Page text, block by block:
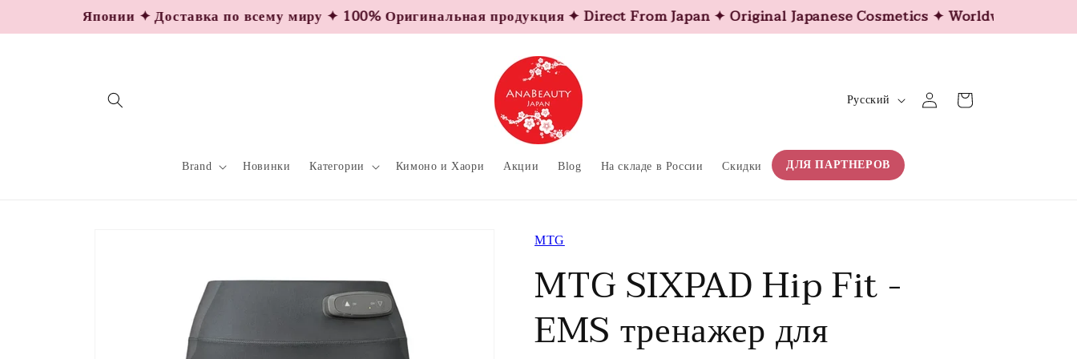
контенту
из Японии ✦ Доставка по всему миру ✦ 100% Оригинальная продукция ✦ Direct From Japan ✦ Original Japanese Cosmetics ✦ Worldwide Shipping ✦
Brand Новинки Категории Кимоно и Хаори Акции Blog На складе в России Скидки ДЛЯ ПАРТНЕРОВ
Я
ы
к
Русский Войти Корзина
MTG
MTG SIXPAD Hip Fit -
EMS тренажер для